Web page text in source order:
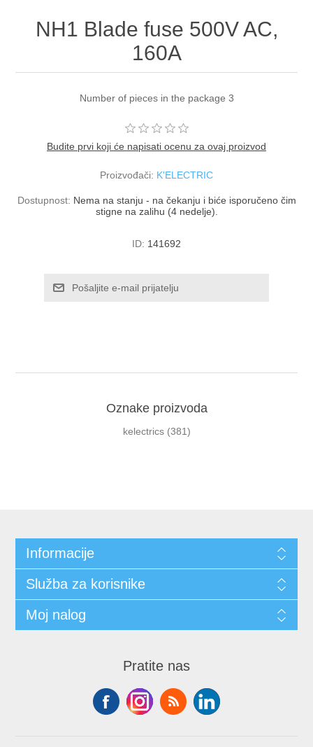
NH1 Blade fuse 500V AC,
160A
Number of pieces in the package 3
Budite prvi koji će napisati ocenu za ovaj proizvod
Proizvođači: K'ELECTRIC
Dostupnost: Nema na stanju - na čekanju i biće isporučeno čim
stigne na zalihu (4 nedelje).
ID: 141692
Oznake proizvoda
kelectrics (381)
Informacije
Služba za korisnike
Moj nalog
Pratite nas